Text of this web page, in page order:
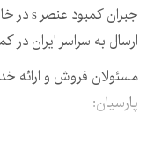
جبران کمبود عنصر s در خاک(در صورت عدم وجود عنصر در گیاه)
ارسال به سراسر ایران
مسئولان فروش و ارائه
پارسیان: